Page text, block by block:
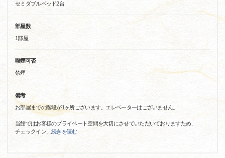
セミダブルベッド2台
部屋数
1部屋
喫煙可否
禁煙
備考
お部屋までの階段が1ヶ所ございます。エレベーターはございません。
当館ではお客様のプライベート空間を大切にさせていただいておりますため、
チェックイン…続きを読む